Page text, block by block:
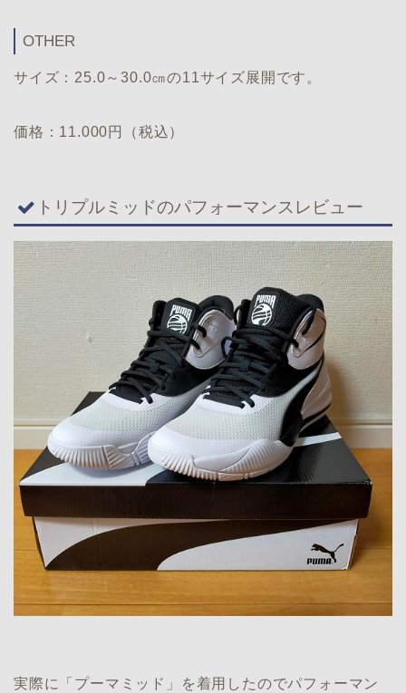
OTHER
サイズ：25.0～30.0㎝の11サイズ展開です。
価格：11.000円（税込）
トリプルミッドのパフォーマンスレビュー
実際に「プーマミッド」を着用したのでパフォーマン